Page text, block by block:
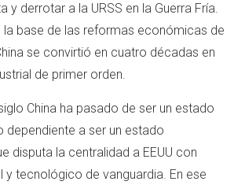
y derrotar a la URSS en la Guerra Fría.
la base de las reformas económicas de
se convirtió en cuatro décadas en
de primer orden.
China ha pasado de ser un estado
dependiente a ser un estado
disputa la centralidad a EEUU con
y tecnológico de vanguardia. En ese